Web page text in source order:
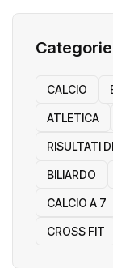
Categorie
CALCIO
ATLETICA
RISULTATI
BILIARDO
CALCIO A 7
CROSS FIT